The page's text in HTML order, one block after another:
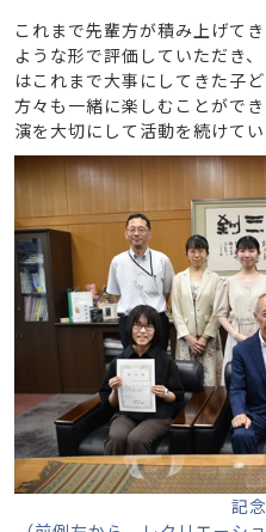
これまで先輩方が積み上げて
ような形で評価していただき
はこれまで大事にしてきた子
方々も一緒に楽しむことがで
演を大切にして活動を続けてい
記